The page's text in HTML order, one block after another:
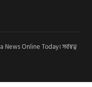
Online Today। সর্বস্বত্ব